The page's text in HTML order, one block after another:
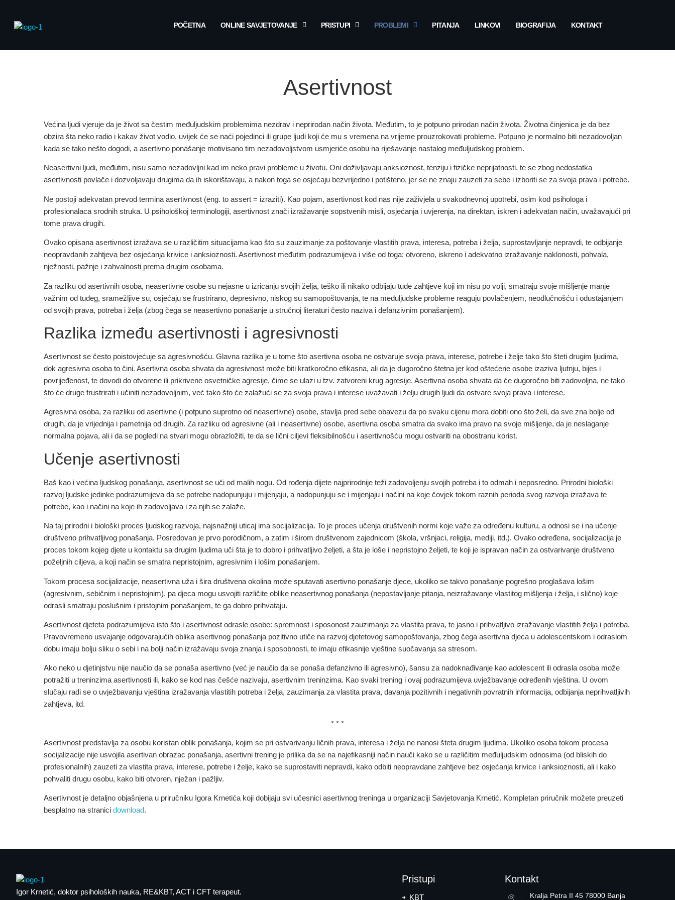
POČETNA ONLINE SAVJETOVANJE PRISTUPI PROBLEMI PITANJA LINKOVI BIOGRAFIJA KONTAKT
Asertivnost
Većina ljudi vjeruje da je život sa čestim međuljudskim problemima nezdrav i neprirodan način života. Međutim, to je potpuno prirodan način života. Životna činjenica je da bez
obzira šta neko radio i kakav život vodio, uvijek će se naći pojedinci ili grupe ljudi koji će mu s vremena na vrijeme prouzrokovati probleme. Potpuno je normalno biti nezadovoljan
kada se tako nešto dogodi, a asertivno ponašanje motivisano tim nezadovoljstvom usmjeriće osobu na riješavanje nastalog međuljudskog problem.
Neasertivni ljudi, međutim, nisu samo nezadovljni kad im neko pravi probleme u životu. Oni doživljavaju anksioznost, tenziju i fizičke neprijatnosti, te se zbog nedostatka
asertivnosti povlače i dozvoljavaju drugima da ih iskorištavaju, a nakon toga se osjećaju bezvrijedno i potišteno, jer se ne znaju zauzeti za sebe i izboriti se za svoja prava i potrebe.
Ne postoji adekvatan prevod termina asertivnost (eng. to assert = izraziti). Kao pojam, asertivnost kod nas nije zaživjela u svakodnevnoj upotrebi, osim kod psihologa i
profesionalaca srodnih struka. U psihološkoj terminologiji,asertivnost znači izražavanje sopstvenih misli, osjećanja i uvjerenja, na direktan, iskren i adekvatan način, uvažavajući pri
tome prava drugih.
Ovako opisana asertivnost izražava se u različitim situacijama kao što su zauzimanje za poštovanje vlastitih prava, interesa, potreba i želja, suprostavljanje nepravdi, te odbijanje
neopravdanih zahtjeva bez osjećanja krivice i anksioznosti. Asertivnost međutim podrazumijeva i više od toga: otvoreno, iskreno i adekvatno izražavanje naklonosti, pohvala,
nježnosti, pažnje i zahvalnosti prema drugim osobama.
Za razliku od asertivnih osoba, neasertivne osobe su nejasne u izricanju svojih želja, teško ili nikako odbijaju tuđe zahtjeve koji im nisu po volji, smatraju svoje mišljenje manje
važnim od tuđeg, sramežljive su, osjećaju se frustrirano, depresivno, niskog su samopoštovanja, te na međuljudske probleme reaguju povlačenjem, neodlučnošću i odustajanjem
od svojih prava, potreba i želja (zbog čega se neasertivno ponašanje u stručnoj literaturi često naziva i defanzivnim ponašanjem).
Razlika između asertivnosti i agresivnosti
Asertivnost se često poistovjećuje sa agresivnošću. Glavna razlika je u tome što asertivna osoba ne ostvaruje svoja prava, interese, potrebe i želje tako što šteti drugim ljudima,
dok agresivna osoba to čini. Asertivna osoba shvata da agresivnost može biti kratkoročno efikasna, ali da je dugoročno štetna jer kod oštećene osobe izaziva ljutnju, bijes i
povrijeđenost, te dovodi do otvorene ili prikrivene osvetničke agresije, čime se ulazi u tzv. zatvoreni krug agresije. Asertivna osoba shvata da će dugoročno biti zadovoljna, ne tako
što će druge frustrirati i učiniti nezadovoljnim, već tako što će zalažući se za svoja prava i interese uvažavati i želju drugih ljudi da ostvare svoja prava i interese.
Agresivna osoba, za razliku od asertivne (i potpuno suprotno od neasertivne) osobe, stavlja pred sebe obavezu da po svaku cijenu mora dobiti ono što želi, da sve zna bolje od
drugih, da je vrijednija i pametnija od drugih. Za razliku od agresivne (ali i neasertivne) osobe, asertivna osoba smatra da svako ima pravo na svoje mišljenje, da je neslaganje
normalna pojava, ali i da se pogledi na stvari mogu obrazložiti, te da se lični ciljevi fleksibilnošću i asertivnošću mogu ostvariti na obostranu korist.
Učenje asertivnosti
Baš kao i većina ljudskog ponašanja, asertivnost se uči od malih nogu. Od rođenja dijete najprirodnije teži zadovoljenju svojih potreba i to odmah i neposredno. Prirodni biološki
razvoj ljudske jedinke podrazumijeva da se potrebe nadopunjuju i mijenjaju, a nadopunjuju se i mijenjaju i načini na koje čovjek tokom raznih perioda svog razvoja izražava te
potrebe, kao i načini na koje ih zadovoljava i za njih se zalaže.
Na taj prirodni i biološki proces ljudskog razvoja, najsnažniji uticaj ima socijalizacija. To je proces učenja društvenih normi koje važe za određenu kulturu, a odnosi se i na učenje
društveno prihvatljivog ponašanja. Posredovan je prvo porodičnom, a zatim i širom društvenom zajednicom (škola, vršnjaci, religija, mediji, itd.). Ovako određena, socijalizacija je
proces tokom kojeg djete u kontaktu sa drugim ljudima uči šta je to dobro i prihvatljivo željeti, a šta je loše i nepristojno željeti, te koji je ispravan način za ostvarivanje društveno
poželjnih ciljeva, a koji način se smatra nepristojnim, agresivnim i lošim ponašanjem.
Tokom procesa socijalizacije, neasertivna uža i šira društvena okolina može sputavati asertivno ponašanje djece, ukoliko se takvo ponašanje pogrešno proglašava lošim
(agresivnim, sebičnim i nepristojnim), pa djeca mogu usvojiti različite oblike neasertivnog ponašanja (nepostavljanje pitanja, neizražavanje vlastitog mišljenja i želja, i slično) koje
odrasli smatraju poslušnim i pristojnim ponašanjem, te ga dobro prihvataju.
Asertivnost djeteta podrazumijeva isto što i asertivnost odrasle osobe: spremnost i sposonost zauzimanja za vlastita prava, te jasno i prihvatljivo izražavanje vlastitih želja i potreba.
Pravovremeno usvajanje odgovarajućih oblika asertivnog ponašanja pozitivno utiče na razvoj djetetovog samopoštovanja, zbog čega asertivna djeca u adolescentskom i odraslom
dobu imaju bolju sliku o sebi i na bolji način izražavaju svoja znanja i sposobnosti, te imaju efikasnije vještine suočavanja sa stresom.
Ako neko u djetinjstvu nije naučio da se ponaša asertivno (već je naučio da se ponaša defanzivno ili agresivno), šansu za nadoknađivanje kao adolescent ili odrasla osoba može
potražiti u treninzima asertivnosti ili, kako se kod nas češće nazivaju, asertivnim treninzima. Kao svaki trening i ovaj podrazumijeva uvježbavanje određenih vještina. U ovom
slučaju radi se o uvježbavanju vještina izražavanja vlastitih potreba i želja, zauzimanja za vlastita prava, davanja pozitivnih i negativnih povratnih informacija, odbijanja neprihvatljivih
zahtjeva, itd.
* * *
Asertivnost predstavlja za osobu koristan oblik ponašanja, kojim se pri ostvarivanju ličnih prava, interesa i želja ne nanosi šteta drugim ljudima. Ukoliko osoba tokom procesa
socijalizacije nije usvojila asertivan obrazac ponašanja, asertivni trening je prilika da se na najefikasniji način nauči kako se u različitim međuljudskim odnosima (od bliskih do
profesionalnih) zauzeti za vlastita prava, interese, potrebe i želje, kako se suprostaviti nepravdi, kako odbiti neopravdane zahtjeve bez osjećanja krivice i anksioznosti, ali i kako
pohvaliti drugu osobu, kako biti otvoren, nježan i pažljiv.
Asertivnost je detaljno objašnjena u priručniku Igora Krnetića koji dobijaju svi učesnici asertivnog treninga u organizaciji Savjetovanja Krnetić. Kompletan priručnik možete preuzeti
besplatno na stranicidownload.
Igor Krnetić, doktor psiholoških nauka, RE&KBT, ACT i CFT terapeut.
Pristupi
KBT
Kontakt
Kralja Petra II 45 78000 Banja